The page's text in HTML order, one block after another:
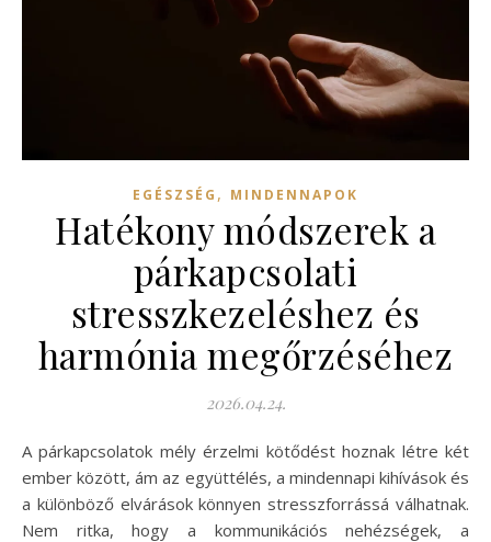
EGÉSZSÉG , MINDENNAPOK
Hatékony módszerek a
párkapcsolati
stresszkezeléshez és
harmónia megőrzéséhez
2026.04.24.
A párkapcsolatok mély érzelmi kötődést hoznak létre két
ember között, ám az együttélés, a mindennapi kihívások és
a különböző elvárások könnyen stresszforrássá válhatnak.
Nem ritka, hogy a kommunikációs nehézségek, a